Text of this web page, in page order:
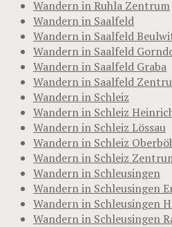
Wandern in Ruhla Zentrum
Wandern in Saalfeld
Wandern in Saalfeld
Wandern in Saalfeld
Wandern in Saalfeld Graba
Wandern in Saalfeld
Wandern in Schleiz
Wandern in Schleiz
Wandern in Schleiz Lössau
Wandern in Schleiz
Wandern in Schleiz
Wandern in Schleusingen
Wandern in Schleusingen
Wandern in Schleusingen
Wandern in Schleusingen